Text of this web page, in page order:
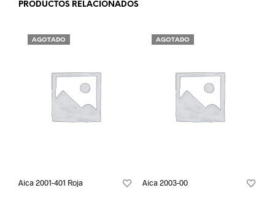
PRODUCTOS RELACIONADOS
AGOTADO
Aica 2001-401 Roja
AGOTADO
Aica 2003-00